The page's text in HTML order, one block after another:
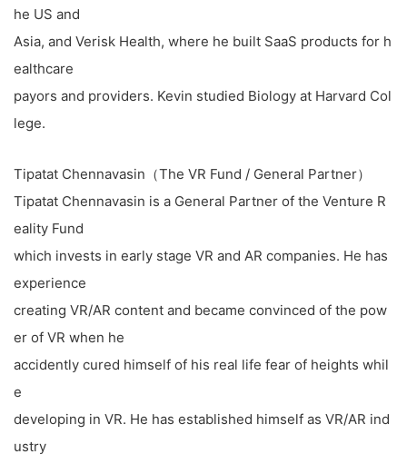
he US and
Asia, and Verisk Health, where he built SaaS products for h
ealthcare
payors and providers. Kevin studied Biology at Harvard Col
lege.
Tipatat Chennavasin（The VR Fund / General Partner）
Tipatat Chennavasin is a General Partner of the Venture R
eality Fund
which invests in early stage VR and AR companies. He has
experience
creating VR/AR content and became convinced of the pow
er of VR when he
accidently cured himself of his real life fear of heights whil
e
developing in VR. He has established himself as VR/AR ind
ustry